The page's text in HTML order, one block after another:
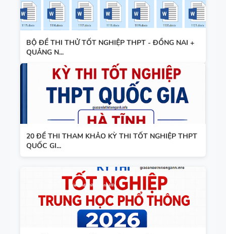
BỘ ĐỀ THI THỬ TỐT NGHIỆP THPT - ĐỒNG NAI +
QUẢNG N...
20 ĐỀ THI THAM KHẢO KỲ THI TỐT NGHIỆP THPT
QUỐC GI...